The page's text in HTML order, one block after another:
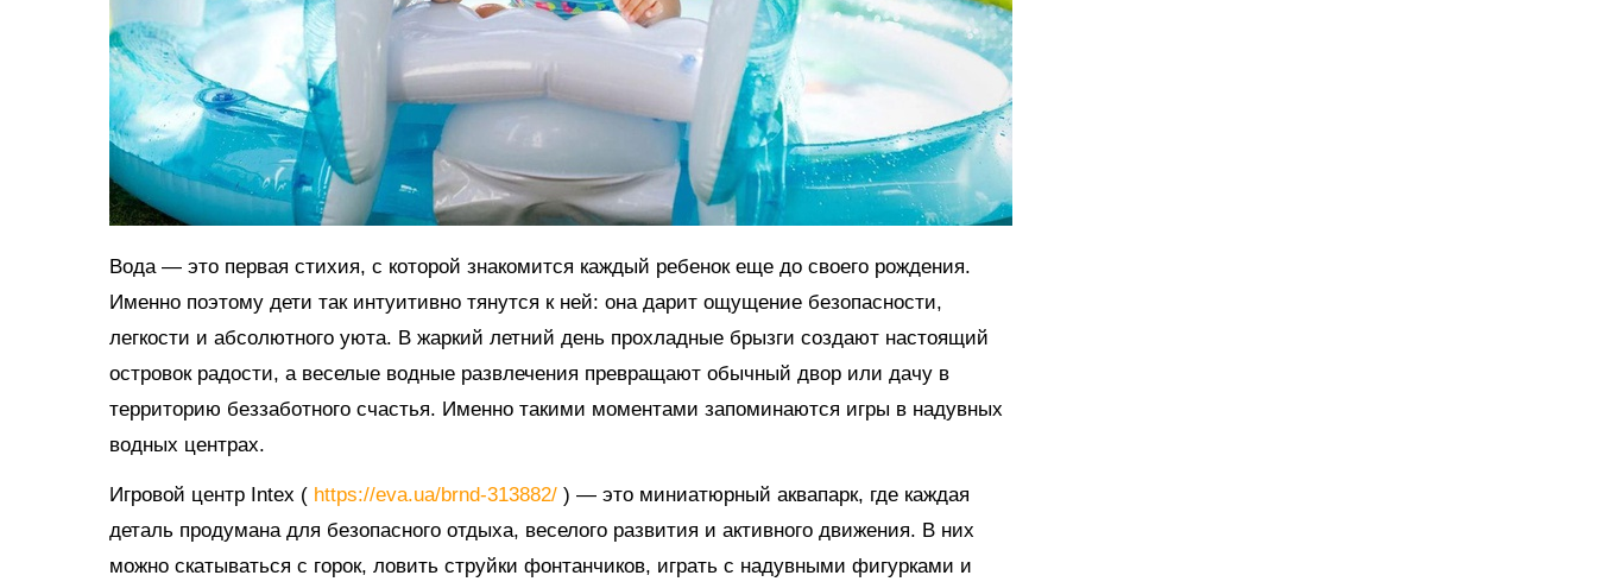
Вода — это первая стихия, с которой знакомится каждый ребенок еще до своего рождения.
Именно поэтому дети так интуитивно тянутся к ней: она дарит ощущение безопасности,
легкости и абсолютного уюта. В жаркий летний день прохладные брызги создают настоящий
островок радости, а веселые водные развлечения превращают обычный двор или дачу в
территорию беззаботного счастья. Именно такими моментами запоминаются игры в надувных
водных центрах.
Игровой центр Intex ( https://eva.ua/brnd-313882/ ) — это миниатюрный аквапарк, где каждая
деталь продумана для безопасного отдыха, веселого развития и активного движения. В них
можно скатываться с горок, ловить струйки фонтанчиков, играть с надувными фигурками и